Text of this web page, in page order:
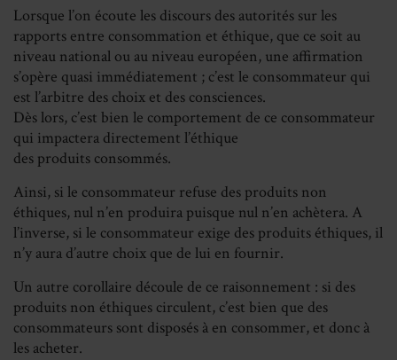
Lorsque l’on écoute les discours des autorités sur les
rapports entre consommation et éthique, que ce soit au
niveau national ou au niveau européen, une affirmation
s’opère quasi immédiatement ; c’est le consommateur qui
est l’arbitre des choix et des consciences.
Dès lors, c’est bien le comportement de ce consommateur
qui impactera directement l’éthique
des produits consommés.
Ainsi, si le consommateur refuse des produits non
éthiques, nul n’en produira puisque nul n’en achètera. A
l’inverse, si le consommateur exige des produits éthiques, il
n’y aura d’autre choix que de lui en fournir.
Un autre corollaire découle de ce raisonnement : si des
produits non éthiques circulent, c’est bien que des
consommateurs sont disposés à en consommer, et donc à
les acheter.